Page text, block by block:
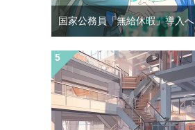
国家公務員「無給休暇」導入へ